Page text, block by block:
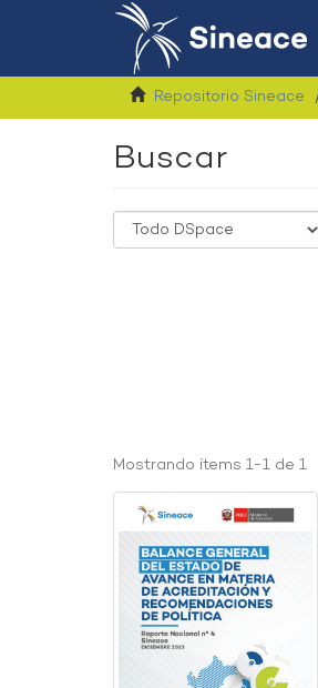
Repositorio Sineace
Buscar
Mostrando ítems 1-1 de 1